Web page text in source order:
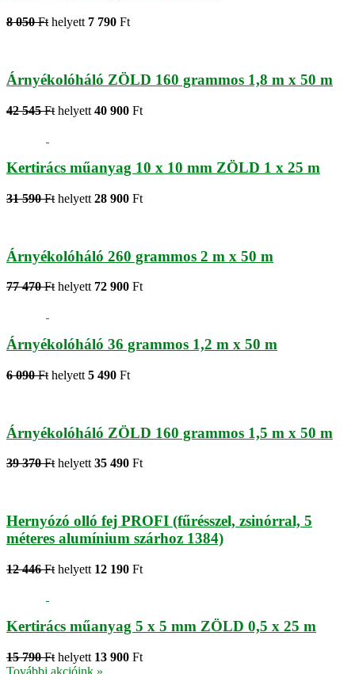
8 050 Ft helyett 7 790 Ft
Árnyékolóháló ZÖLD 160 grammos 1,8 m x 50 m
42 545 Ft helyett 40 900 Ft
Kertirács műanyag 10 x 10 mm ZÖLD 1 x 25 m
31 590 Ft helyett 28 900 Ft
Árnyékolóháló 260 grammos 2 m x 50 m
77 470 Fthelyett 72 900 Ft
Árnyékolóháló 36 grammos 1,2 m x 50 m
6 090 Ft helyett 5 490 Ft
Árnyékolóháló ZÖLD 160 grammos 1,5 m x 50 m
39 370 Ft helyett 35 490 Ft
Hernyózó olló fej PROFI (fűrésszel, zsinórral, 5
méteres alumínium szárhoz 1384)
12 446 Ft helyett 12 190 Ft
Kertirács műanyag 5 x 5 mm ZÖLD 0,5 x 25 m
15 790 Ft helyett 13 900 Ft